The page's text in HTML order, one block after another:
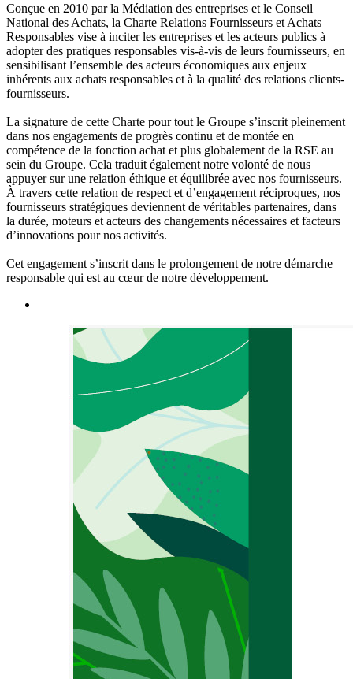
Conçue en 2010 par la Médiation des entreprises et le Conseil
National des Achats, la Charte Relations Fournisseurs et Achats
Responsables vise à inciter les entreprises et les acteurs publics à
adopter des pratiques responsables vis-à-vis de leurs fournisseurs, en
sensibilisant l’ensemble des acteurs économiques aux enjeux
inhérents aux achats responsables et à la qualité des relations clients-
fournisseurs.
La signature de cette Charte pour tout le Groupe s’inscrit pleinement
dans nos engagements de progrès continu et de montée en
compétence de la fonction achat et plus globalement de la RSE au
sein du Groupe. Cela traduit également notre volonté de nous
appuyer sur une relation éthique et équilibrée avec nos fournisseurs.
À travers cette relation de respect et d’engagement réciproques, nos
fournisseurs stratégiques deviennent de véritables partenaires, dans
la durée, moteurs et acteurs des changements nécessaires et facteurs
d’innovations pour nos activités.
Cet engagement s’inscrit dans le prolongement de notre démarche
responsable qui est au cœur de notre développement.